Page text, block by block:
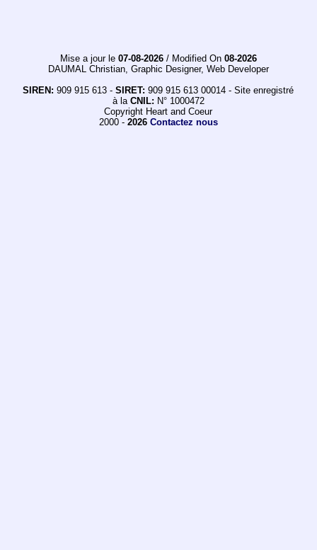
Mise a jour le 07-08-2026/ Modified On 08-2026
DAUMAL Christian, Graphic Designer, Web Developer
SIREN: 909 915 613 -SIRET: 909 915 613 00014 - Site enregistré
à la CNIL: N° 1000472
Copyright Heart and Coeur
2000 - 2026 Contactez nous